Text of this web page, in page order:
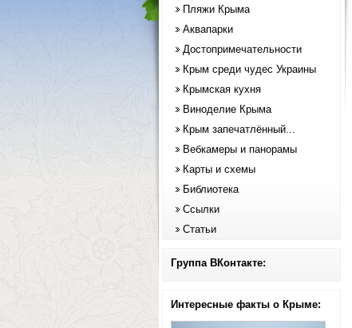
Пляжи Крыма
Аквапарки
Достопримечательности
Крым среди чудес Украины
Крымская кухня
Виноделие Крыма
Крым запечатлённый...
Вебкамеры и панорамы
Карты и схемы
Библиотека
Ссылки
Статьи
Группа ВКонтакте:
Интересные факты о Крыме: